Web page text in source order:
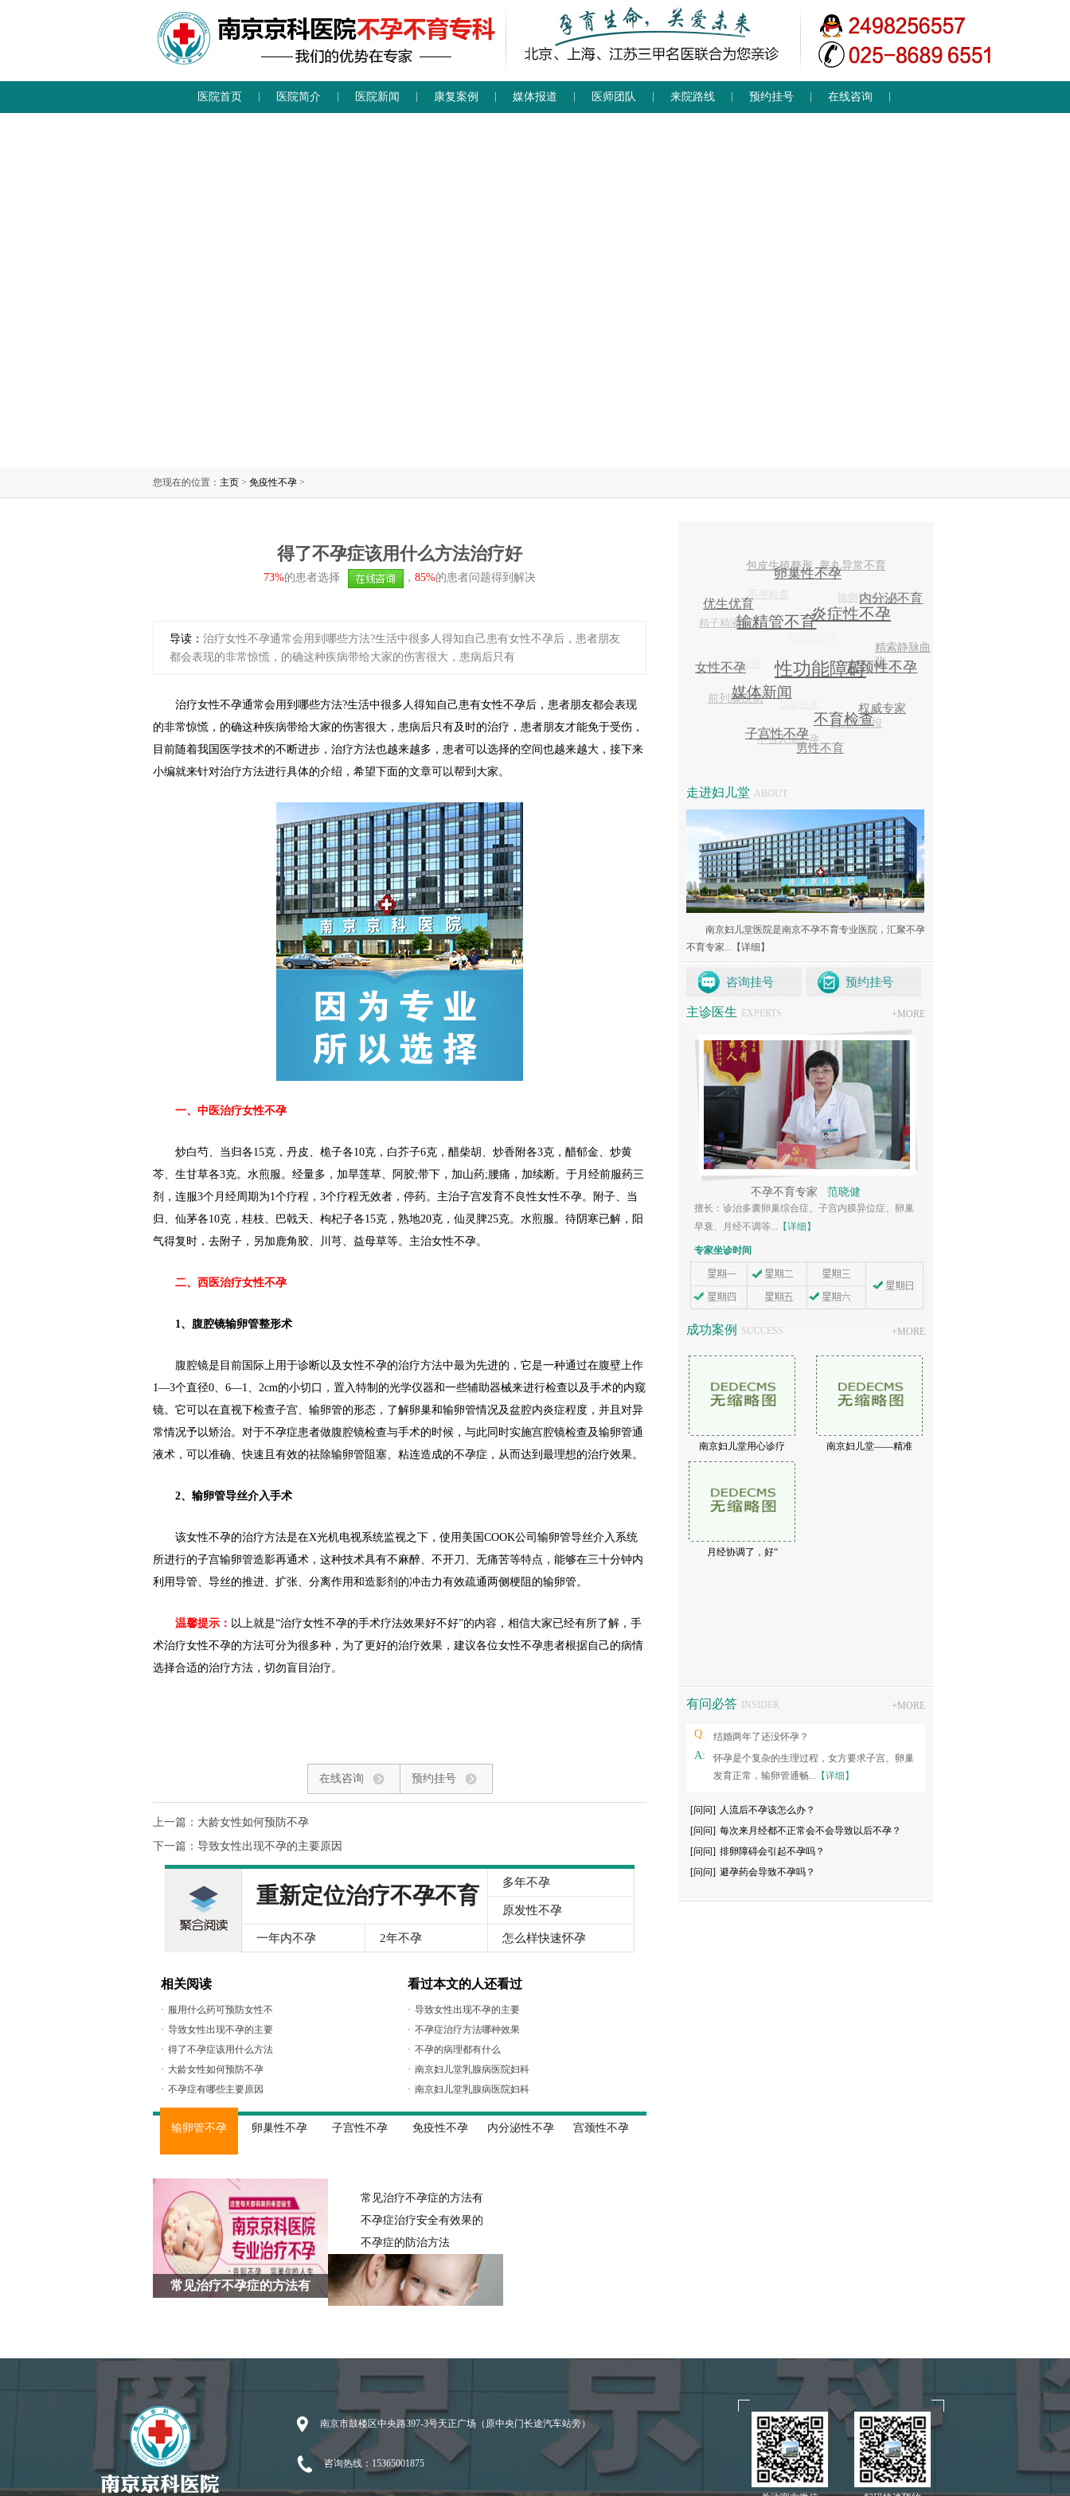
医院首页 医院简介 医院新闻 康复案例 媒体报道 医师团队 来院路线 预约挂号 在线咨询
您现在的位置： 主页 > 免疫性不孕 >
得了不孕症该用什么方法治疗好
73%的患者选择 ， 85%的患者问题得到解决
导读： 治疗女性不孕通常会用到哪些方法?生活中很多人得知自己患有女性不孕后，患者朋友
都会表现的非常惊慌，的确这种疾病带给大家的伤害很大，患病后只有
治疗女性不孕通常会用到哪些方法?生活中很多人得知自己患有女性不孕后，患者朋友都会表现
的非常惊慌，的确这种疾病带给大家的伤害很大，患病后只有及时的治疗，患者朋友才能免于受伤，
目前随着我国医学技术的不断进步，治疗方法也越来越多，患者可以选择的空间也越来越大，接下来
小编就来针对治疗方法进行具体的介绍，希望下面的文章可以帮到大家。
一、中医治疗女性不孕
炒白芍、当归各15克，丹皮、桅子各10克，白芥子6克，醋柴胡、炒香附各3克，醋郁金、炒黄
芩、生甘草各3克。水煎服。经量多，加旱莲草、阿胶;带下，加山药;腰痛，加续断。于月经前服药三
剂，连服3个月经周期为1个疗程，3个疗程无效者，停药。主治子宫发育不良性女性不孕。附子、当
归、仙茅各10克，桂枝、巴戟天、枸杞子各15克，熟地20克，仙灵脾25克。水煎服。待阴寒已解，阳
气得复时，去附子，另加鹿角胶、川芎、益母草等。主治女性不孕。
二、西医治疗女性不孕
1、腹腔镜输卵管整形术
腹腔镜是目前国际上用于诊断以及女性不孕的治疗方法中最为先进的，它是一种通过在腹壁上作
1—3个直径0、6—1、2cm的小切口，置入特制的光学仪器和一些辅助器械来进行检查以及手术的内窥
镜。它可以在直视下检查子宫、输卵管的形态，了解卵巢和输卵管情况及盆腔内炎症程度，并且对异
常情况予以矫治。对于不孕症患者做腹腔镜检查与手术的时候，与此同时实施宫腔镜检查及输卵管通
液术，可以准确、快速且有效的祛除输卵管阻塞、粘连造成的不孕症，从而达到最理想的治疗效果。
2、输卵管导丝介入手术
该女性不孕的治疗方法是在X光机电视系统监视之下，使用美国COOK公司输卵管导丝介入系统
所进行的子宫输卵管造影再通术，这种技术具有不麻醉、不开刀、无痛苦等特点，能够在三十分钟内
利用导管、导丝的推进、扩张、分离作用和造影剂的冲击力有效疏通两侧梗阻的输卵管。
温馨提示： 以上就是“治疗女性不孕的手术疗法效果好不好”的内容，相信大家已经有所了解，手
术治疗女性不孕的方法可分为很多种，为了更好的治疗效果，建议各位女性不孕患者根据自己的病情
选择合适的治疗方法，切勿盲目治疗。
在线咨询 预约挂号
上一篇： 大龄女性如何预防不孕
下一篇： 导致女性出现不孕的主要原因
重新定位治疗不孕不育
一年内不孕 2年不孕
多年不孕
原发性不孕
怎么样快速怀孕
相关阅读
· 服用什么药可预防女性不
· 导致女性出现不孕的主要
· 得了不孕症该用什么方法
· 大龄女性如何预防不孕
· 不孕症有哪些主要原因
看过本文的人还看过
· 导致女性出现不孕的主要
· 不孕症治疗方法哪种效果
· 不孕的病理都有什么
· 南京妇儿堂乳腺病医院妇科
· 南京妇儿堂乳腺病医院妇科
输卵管不孕 卵巢性不孕 子宫性不孕 免疫性不孕 内分泌性不孕 宫颈性不孕
常见治疗不孕症的方法有
常见治疗不孕症的方法有
不孕症治疗安全有效果的
不孕症的防治方法
高龄女性如何预防不孕症
导致不孕的病因有哪些
常用治疗女性不孕症的方
常见的治疗不孕症的方式
走进妇儿堂 ABOUT
南京妇儿堂医院是南京不孕不育专业医院，汇聚不孕
不育专家... 【详细】
咨询挂号 预约挂号
主诊医生 EXPERTS + MORE
不孕不育专家 范晓健
擅长：诊治多囊卵巢综合症、子宫内膜异位症、卵巢
早衰、月经不调等... 【详细】
专家坐诊时间
不孕不育专家
擅长：运用宫、腹腔镜等微创手术开展不孕症的病因
专家坐诊时间
成功案例 SUCCESS + MORE
南京妇儿堂用心诊疗 南京妇儿堂——精准
月经协调了，好“
有问必答 INSIDER + MORE
Q: 结婚两年了还没怀孕？
A:
怀孕是个复杂的生理过程，女方要求子宫、卵巢
发育正常，输卵管通畅... 【详细】
[问问] 人流后不孕该怎么办？
[问问] 每次来月经都不正常会不会导致以后不孕？
[问问] 排卵障碍会引起不孕吗？
[问问] 避孕药会导致不孕吗？
南京市鼓楼区中央路397-3号天正广场（原中央门长途汽车站旁）
咨询热线：15365001875